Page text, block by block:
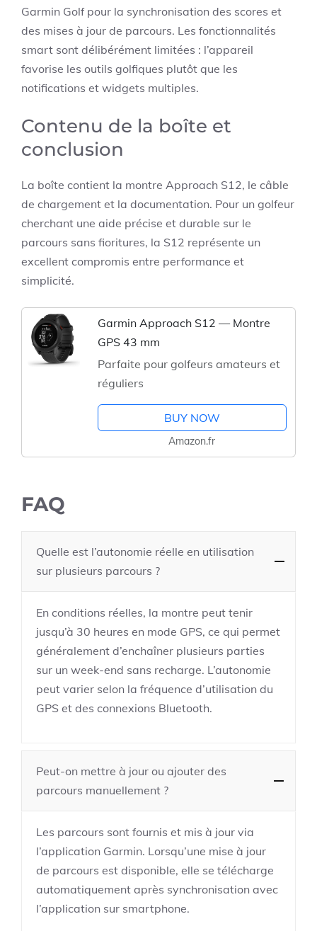
Garmin Golf pour la synchronisation des scores et
des mises à jour de parcours. Les fonctionnalités
smart sont délibérément limitées : l’appareil
favorise les outils golfiques plutôt que les
notifications et widgets multiples.
Contenu de la boîte et
conclusion
La boîte contient la montre Approach S12, le câble
de chargement et la documentation. Pour un golfeur
cherchant une aide précise et durable sur le
parcours sans fioritures, la S12 représente un
excellent compromis entre performance et
simplicité.
Garmin Approach S12 — Montre
GPS 43 mm
Parfaite pour golfeurs amateurs et
réguliers
BUY NOW
Amazon.fr
FAQ
Quelle est l’autonomie réelle en utilisation
sur plusieurs parcours ?
En conditions réelles, la montre peut tenir
jusqu’à 30 heures en mode GPS, ce qui permet
généralement d’enchaîner plusieurs parties
sur un week-end sans recharge. L’autonomie
peut varier selon la fréquence d’utilisation du
GPS et des connexions Bluetooth.
Peut-on mettre à jour ou ajouter des
parcours manuellement ?
Les parcours sont fournis et mis à jour via
l’application Garmin. Lorsqu’une mise à jour
de parcours est disponible, elle se télécharge
automatiquement après synchronisation avec
l’application sur smartphone.